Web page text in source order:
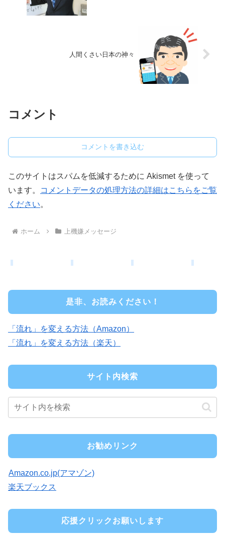
人間くさい日本の神々
コメント
コメントを書き込む
このサイトはスパムを低減するために Akismet を使って
います。
コメントデータの処理方法の詳細はこちらをご覧
ください。
ホーム 上機嫌メッセージ
是非、お読みください！
「流れ」を変える方法（Amazon）
「流れ」を変える方法（楽天）
サイト内検索
お勧めリンク
Amazon.co.jp(アマゾン)
楽天ブックス
応援クリックお願いします